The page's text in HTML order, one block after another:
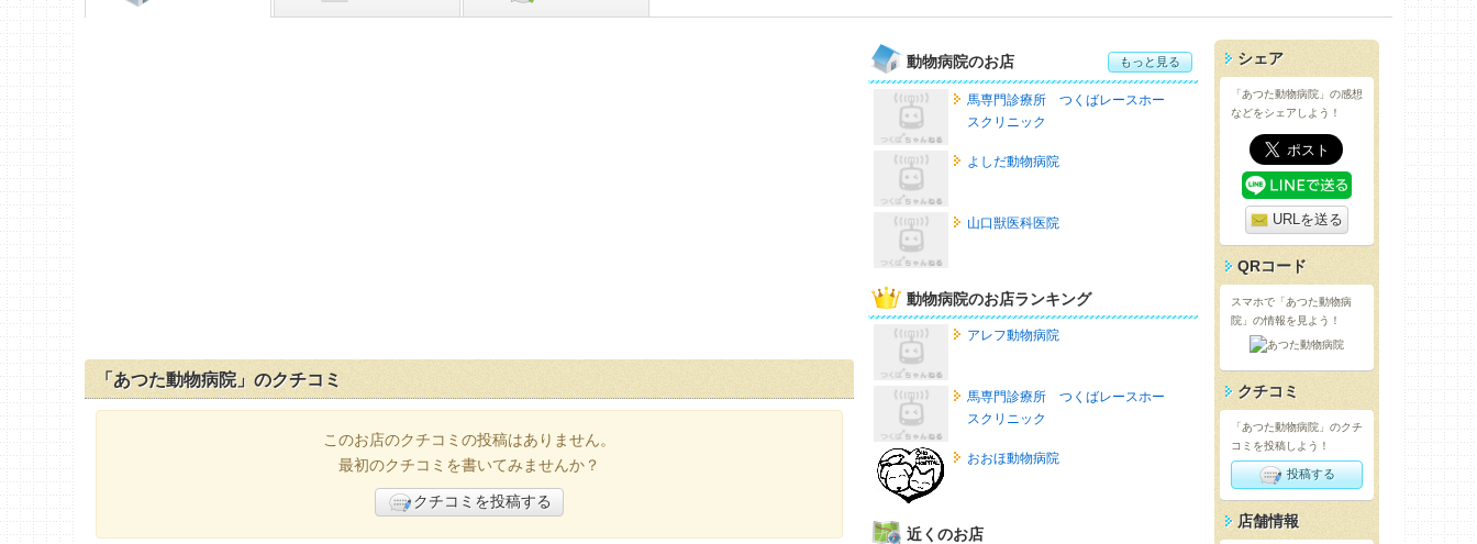
「あつた動物病院」のクチコミ
このお店のクチコミの投稿はありません。
最初のクチコミを書いてみませんか？
クチコミを投稿する
動物病院のお店 もっと見る
馬専門診療所 つくばレースホー
スクリニック
よしだ動物病院
山口獣医科医院
動物病院のお店ランキング
アレフ動物病院
馬専門診療所 つくばレースホー
スクリニック
おおほ動物病院
近くのお店
シェア
「あつた動物病院」の感想
などをシェアしよう！
URLを送る
QRコード
スマホで「あつた動物病
院」の情報を見よう！
クチコミ
「あつた動物病院」のクチ
コミを投稿しよう！
投稿する
店舗情報